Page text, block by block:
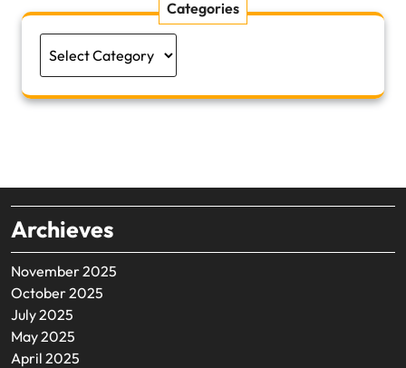
Categories
Archieves
November 2025
October 2025
July 2025
May 2025
April 2025